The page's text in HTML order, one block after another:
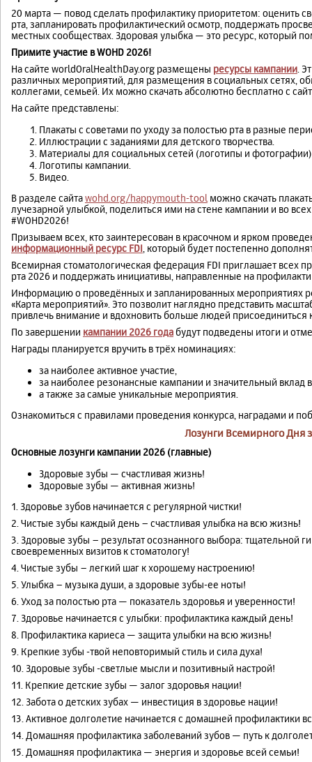
20 марта — повод сделать профилактику приоритетом: оценить
рта, запланировать профилактический осмотр, поддержать
местных сообществах. Здоровая улыбка — это ресурс, который
Примите участие в WOHD 2026!
На сайте worldOralHealthDay.org размещены ресурсы кампании .
различных мероприятий, для размещения в социальных сетях,
коллегами, семьей. Их можно скачать абсолютно бесплатно с
На сайте представлены:
Плакаты с советами по уходу за полостью рта в разные
Иллюстрации с заданиями для детского творчества.
Материалы для социальных сетей (логотипы и
Логотипы кампании.
Видео.
В разделе сайтаwohd.org/happymouth-tool можно скачать
лучезарной улыбкой, поделиться ими на стене кампании и во
#WOHD2026!
Призываем всех, кто заинтересован в красочном и ярком
информационный ресурс FDI , который будет постепенно
Всемирная стоматологическая федерация FDI приглашает всех
рта 2026 и поддержать инициативы, направленные на
Информацию о проведённых и запланированных мероприятиях
«Карта мероприятий». Это позволит наглядно представить
привлечь внимание и вдохновить больше людей присоединиться
По завершении кампании 2026 годабудут подведены итоги и
Награды планируется вручить в трёх номинациях:
за наиболее активное участие,
за наиболее резонансные кампании и значительный
а также за самые уникальные мероприятия.
Ознакомиться с правилами проведения конкурса, наградами и
Лозунги Всемирного Дня
Основные лозунги кампании 2026 (главные)
Здоровые зубы — счастливая жизнь!
Здоровые зубы — активная жизнь!
1. Здоровье зубов начинается с регулярной чистки!
2. Чистые зубы каждый день – счастливая улыбка на всю жизнь!
3. Здоровые зубы – результат осознанного выбора: тщательной
своевременных визитов к стоматологу!
4. Чистые зубы – легкий шаг к хорошему настроению!
5. Улыбка – музыка души, а здоровые зубы-ее ноты!
6. Уход за полостью рта — показатель здоровья и уверенности!
7. Здоровье начинается с улыбки: профилактика каждый день!
8. Профилактика кариеса — защита улыбки на всю жизнь!
9. Крепкие зубы -твой неповторимый стиль и сила духа!
10. Здоровые зубы -светлые мысли и позитивный настрой!
11. Крепкие детские зубы — залог здоровья нации!
12. Забота о детских зубах — инвестиция в здоровье нации!
13. Активное долголетие начинается с домашней профилактики
14. Домашняя профилактика заболеваний зубов — путь к
15. Домашняя профилактика — энергия и здоровье всей семьи!